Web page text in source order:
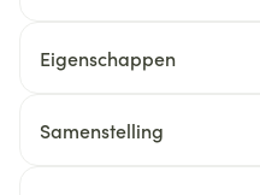
Eigenschappen
Samenstelling